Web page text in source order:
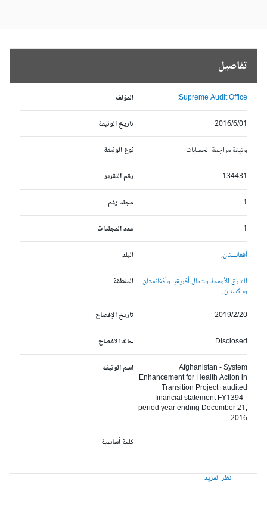
تفاصيل
المؤلف Supreme Audit Office;
تاريخ الوثيقة 2016/6/01
نوع الوثيقة وثيقة مراجعة الحسابات
رقم التقرير 134431
مجلد رقم
عدد المجلدات
البلد أفغانستان,
المنطقة
الشرق الأوسط وشمال أفريقيا وأفغانستان
وباكستان,
تاريخ الإفصاح
2019/2/20
حالة الافصاح Disclosed
اسم الوثيقة
Afghanistan - System
Enhancement for Health Action in
Transition Project : audited
financial statement FY1394 -
period year ending December 21,
2016
كلمة أساسية
انظر المزيد